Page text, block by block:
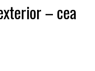
– cea